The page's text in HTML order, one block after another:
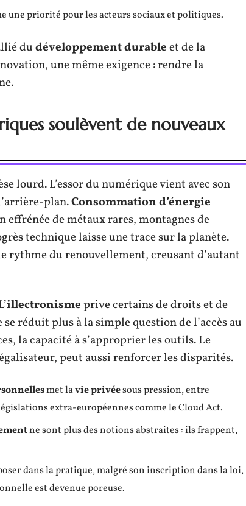
une priorité pour les acteurs sociaux et politiques.
dudéveloppement durableet de la
une même exigence : rendre la
soulèvent de nouveaux
lourd. L’essor du numérique vient avec son
plan.Consommation d’énergie
effrénée de métaux rares, montagnes de
technique laisse une trace sur la planète.
rythme du renouvellement, creusant d’autant
illectronismeprive certains de droits et de
se réduit plus à la simple question de l’accès au
la capacité à s’approprier les outils. Le
peut aussi renforcer les disparités.
met lavie privéesous pression, entre
extra-européennes comme le Cloud Act.
ne sont plus des notions abstraites : ils frappent,
dans la pratique, malgré son inscription dans la loi,
est devenue poreuse.